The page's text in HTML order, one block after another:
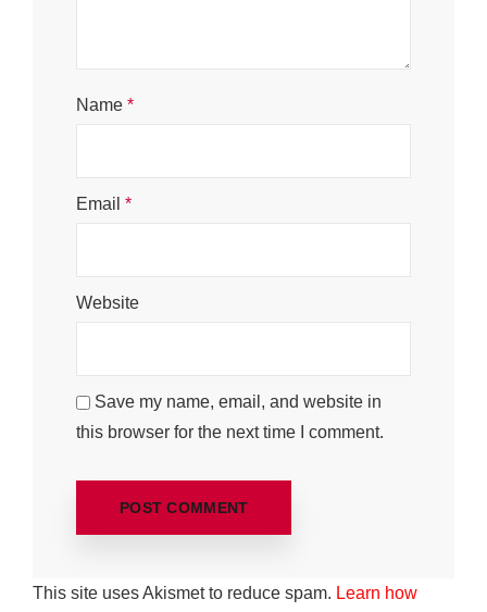
Name *
Email *
Website
Save my name, email, and website in
this browser for the next time I comment.
This site uses Akismet to reduce spam. Learn how